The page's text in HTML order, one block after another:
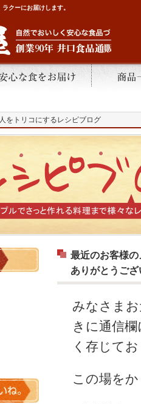
クーにお届けします。
をトリコにするレシピブログ
最近のお客様
ありがとうご
みなさま
きに通信
く存じて
この場を